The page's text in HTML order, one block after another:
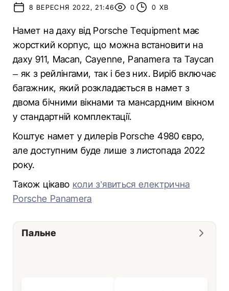
8 ВЕРЕСНЯ 2022, 21:46
0 0 ХВ
Намет на даху від Porsche Tequipment має
жорсткий корпус, що можна встановити на
даху 911, Macan, Cayenne, Panamera та Taycan
– як з рейлінгами, так і без них. Виріб включає
багажник, який розкладається в намет з
двома бічними вікнами та мансардним вікном
у стандартній комплектації.
Коштує намет у дилерів Porsche 4980 євро,
але доступним буде лише з листопада 2022
року.
Також цікаво коли з’явиться електрична
Porsche Panamera
Пальне